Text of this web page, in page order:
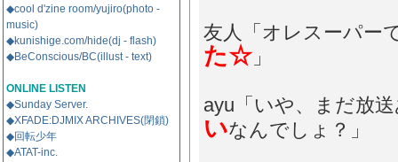
友人「オレスーパー
た☆ 」
ayu「いや、まだ放
いなんでしょ？」
◆cool d'zine room/yujiro(photo -
music)
◆kunishige.com/hide(dj - flash)
◆BeConscious/BC(illust - text)
ONLINE LISTEN
◆Sunday Server.
◆XFADE:DJMIX ARCHIVES(閉鎖)
◆回転少年
◆ATAT-inc.